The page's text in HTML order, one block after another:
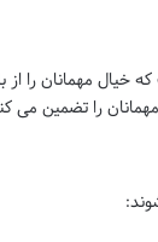
خیال مهمانان را